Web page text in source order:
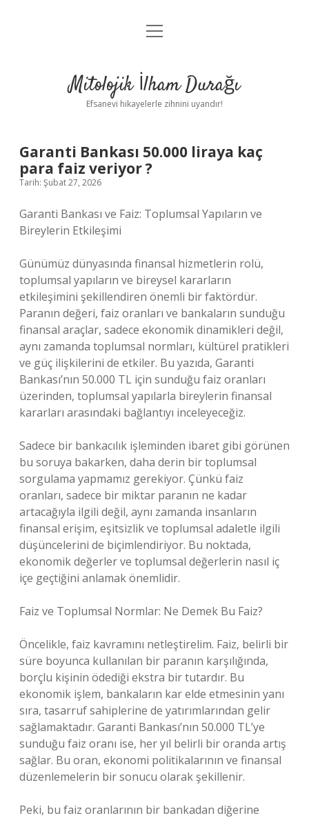
Anasayfa
Yasal Uyarı
menüyü
Mitolojik İlham Durağı
Efsanevi hikayelerle zihnini uyandır!
Garanti Bankası 50.000 liraya kaç
para faiz veriyor ?
Tarih: Şubat 27, 2026
Garanti Bankası ve Faiz: Toplumsal Yapıların ve
Bireylerin Etkileşimi
Günümüz dünyasında finansal hizmetlerin rolü,
toplumsal yapıların ve bireysel kararların
etkileşimini şekillendiren önemli bir faktördür.
Paranın değeri, faiz oranları ve bankaların sunduğu
finansal araçlar, sadece ekonomik dinamikleri değil,
aynı zamanda toplumsal normları, kültürel pratikleri
ve güç ilişkilerini de etkiler. Bu yazıda, Garanti
Bankası’nın 50.000 TL için sunduğu faiz oranları
üzerinden, toplumsal yapılarla bireylerin finansal
kararları arasındaki bağlantıyı inceleyeceğiz.
Sadece bir bankacılık işleminden ibaret gibi görünen
bu soruya bakarken, daha derin bir toplumsal
sorgulama yapmamız gerekiyor. Çünkü faiz
oranları, sadece bir miktar paranın ne kadar
artacağıyla ilgili değil, aynı zamanda insanların
finansal erişim, eşitsizlik ve toplumsal adaletle ilgili
düşüncelerini de biçimlendiriyor. Bu noktada,
ekonomik değerler ve toplumsal değerlerin nasıl iç
içe geçtiğini anlamak önemlidir.
Faiz ve Toplumsal Normlar: Ne Demek Bu Faiz?
Öncelikle, faiz kavramını netleştirelim. Faiz, belirli bir
süre boyunca kullanılan bir paranın karşılığında,
borçlu kişinin ödediği ekstra bir tutardır. Bu
ekonomik işlem, bankaların kar elde etmesinin yanı
sıra, tasarruf sahiplerine de yatırımlarından gelir
sağlamaktadır. Garanti Bankası’nın 50.000 TL’ye
sunduğu faiz oranı ise, her yıl belirli bir oranda artış
sağlar. Bu oran, ekonomi politikalarının ve finansal
düzenlemelerin bir sonucu olarak şekillenir.
Peki, bu faiz oranlarının bir bankadan diğerine